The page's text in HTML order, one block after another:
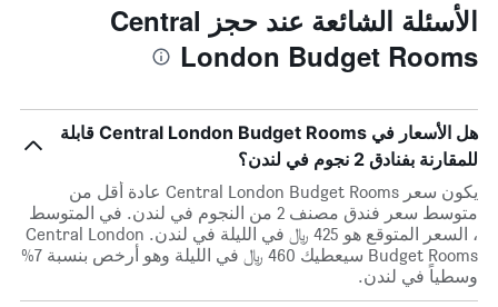
الأسئلة الشائعة عند حجز Central
London Budget Rooms
هل الأسعار في Central London Budget Rooms قابلة
للمقارنة بفنادق 2 نجوم في لندن؟
يكون سعر Central London Budget Rooms عادة أقل من
متوسط ​​سعر فندق مصنف 2 من النجوم في لندن. في المتوسط
، السعر المتوقع هو 425 ﷼ في الليلة في لندن. Central London
Budget Rooms سيعطيك 460 ﷼ في الليلة وهو أرخص بنسبة 7%
وسطياً في لندن.